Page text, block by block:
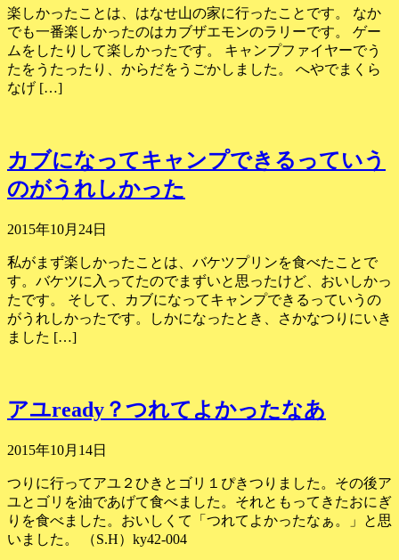
楽しかったことは、はなせ山の家に行ったことです。 なか
でも一番楽しかったのはカブザエモンのラリーです。 ゲー
ムをしたりして楽しかったです。 キャンプファイヤーでう
たをうたったり、からだをうごかしました。 へやでまくら
なげ […]
カブになってキャンプできるっていう
のがうれしかった
2015年10月24日
私がまず楽しかったことは、バケツプリンを食べたことで
す。バケツに入ってたのでまずいと思ったけど、おいしかっ
たです。 そして、カブになってキャンプできるっていうの
がうれしかったです。しかになったとき、さかなつりにいき
ました […]
アユready？つれてよかったなあ
2015年10月14日
つりに行ってアユ２ひきとゴリ１ぴきつりました。その後ア
ユとゴリを油であげて食べました。それともってきたおにぎ
りを食べました。おいしくて「つれてよかったなぁ。」と思
いました。 （S.H）ky42-004